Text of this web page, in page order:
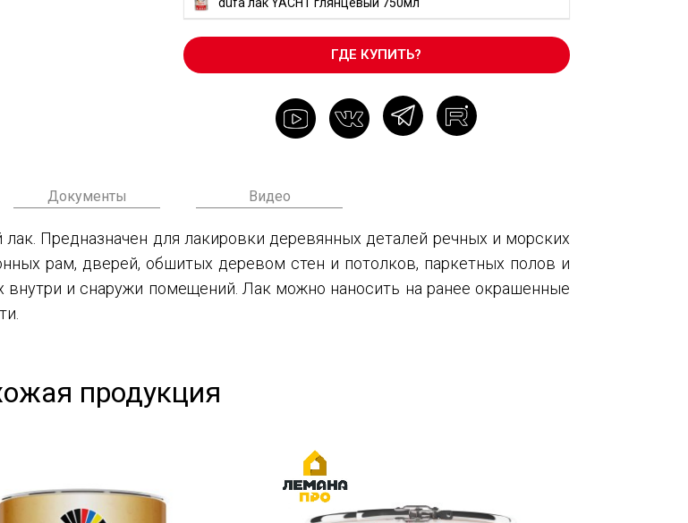
ГДЕ КУПИТЬ?
Документы Видео
Предназначен для лакировки деревянных деталей речных и морских
рам, дверей, обшитых деревом стен и потолков, паркетных полов и
внутри и снаружи помещений. Лак можно наносить на ранее окрашенные
продукция